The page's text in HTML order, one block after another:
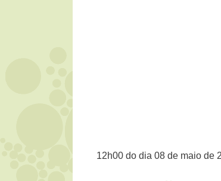
12h00 do dia 08 de maio de